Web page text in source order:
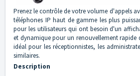
Prenez le contrôle de votre volume d'appels
téléphones IP haut de gamme les plus
pour les utilisateurs qui ont besoin d'un
et dynamique pour un renouvellement rapide
idéal pour les réceptionnistes, les
similaires.
Description